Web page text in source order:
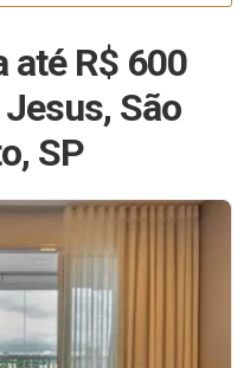
até R$ 600
São
SP